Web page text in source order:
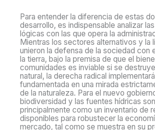
Para entender la diferencia de estas
desarrollo, es indispensable analizar
lógicas con las que opera la
Mientras los sectores alternativos y la
unieron la defensa de la sociedad con
la tierra, bajo la premisa de que el
comunidades es inviable si se
natural, la derecha radical
fundamentada en una mirada
de la naturaleza. Para el nuevo
biodiversidad y las fuentes hídricas
principalmente como un inventario de
disponibles para robustecer la
mercado, tal como se muestra en su